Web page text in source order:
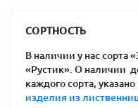
простудятся,
не грозит.
Соблюдение
материалам
СОРТНОСТЬ
В наличии у нас сорта
«Рустик». О наличии
каждого сорта, указано
изделия из